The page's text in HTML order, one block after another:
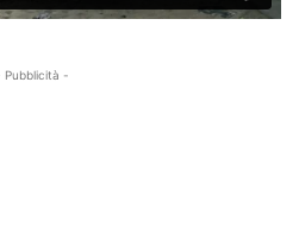
Pubblicità -